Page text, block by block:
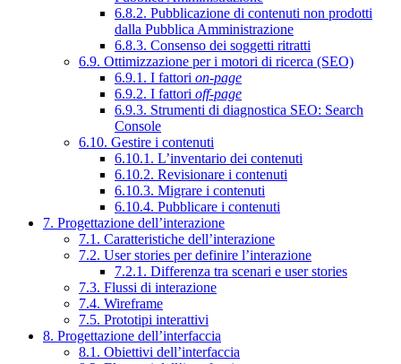
6.8.2. Pubblicazione di contenuti non prodotti
dalla Pubblica Amministrazione
6.8.3. Consenso dei soggetti ritratti
6.9. Ottimizzazione per i motori di ricerca (SEO)
6.9.1. I fattori on-page
6.9.2. I fattori off-page
6.9.3. Strumenti di diagnostica SEO: Search
Console
6.10. Gestire i contenuti
6.10.1. L’inventario dei contenuti
6.10.2. Revisionare i contenuti
6.10.3. Migrare i contenuti
6.10.4. Pubblicare i contenuti
7. Progettazione dell’interazione
7.1. Caratteristiche dell’interazione
7.2. User stories per definire l’interazione
7.2.1. Differenza tra scenari e user stories
7.3. Flussi di interazione
7.4. Wireframe
7.5. Prototipi interattivi
8. Progettazione dell’interfaccia
8.1. Obiettivi dell’interfaccia